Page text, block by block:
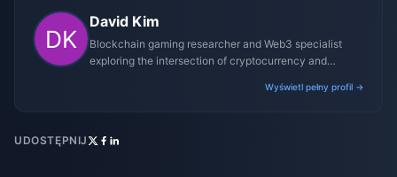
David Kim
Blockchain gaming researcher and Web3 specialist
exploring the intersection of cryptocurrency and
Wyświetl pełny profil →
UDOSTĘPNIJ